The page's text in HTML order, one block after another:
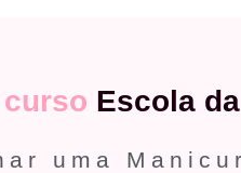
Escola
uma